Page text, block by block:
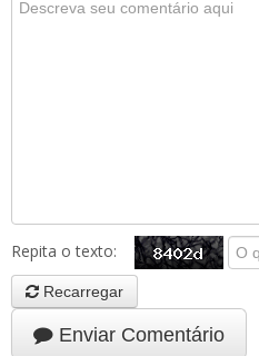
Repita o texto:
Recarregar
Enviar Comentário